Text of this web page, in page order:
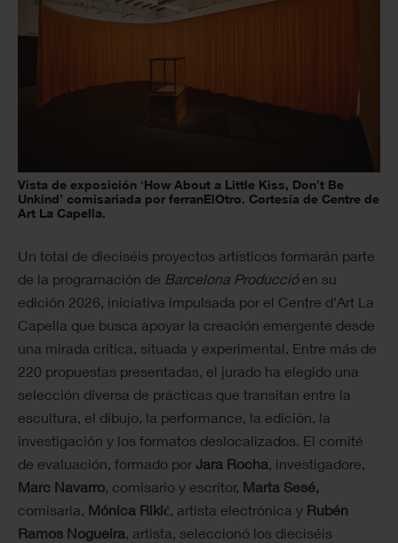
Vista de exposición ‘How About a Little Kiss, Don’t Be
Unkind’ comisariada por ferranElOtro. Cortesía de Centre de
Art La Capella.
Un total de dieciséis proyectos artísticos formarán parte
de la programación de Barcelona Produccióen su
edición 2026, iniciativa impulsada por el Centre d’Art La
Capella que busca apoyar la creación emergente desde
una mirada crítica, situada y experimental. Entre más de
220 propuestas presentadas, el jurado ha elegido una
selección diversa de prácticas que transitan entre la
escultura, el dibujo, la performance, la edición, la
investigación y los formatos deslocalizados. El comité
de evaluación, formado por Jara Rocha, investigadore,
Marc Navarro, comisario y escritor, Marta Sesé,
comisaria, Mónica Rikić, artista electrónica y Rubén
Ramos Nogueira, artista, seleccionó los dieciséis